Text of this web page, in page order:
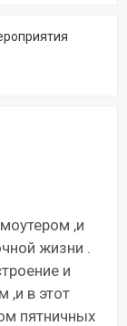
,и
жизни .
и
,и в этот
пятничных